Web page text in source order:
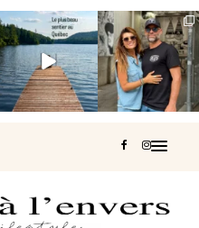
Et si je te disais
qu’il existe un
sentier où tu...
127 37
Montréal, une
très belle
surprise 🇨🇦
450